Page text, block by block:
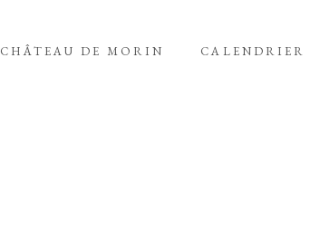
CHÂTEAU DE MORIN CALENDRIER